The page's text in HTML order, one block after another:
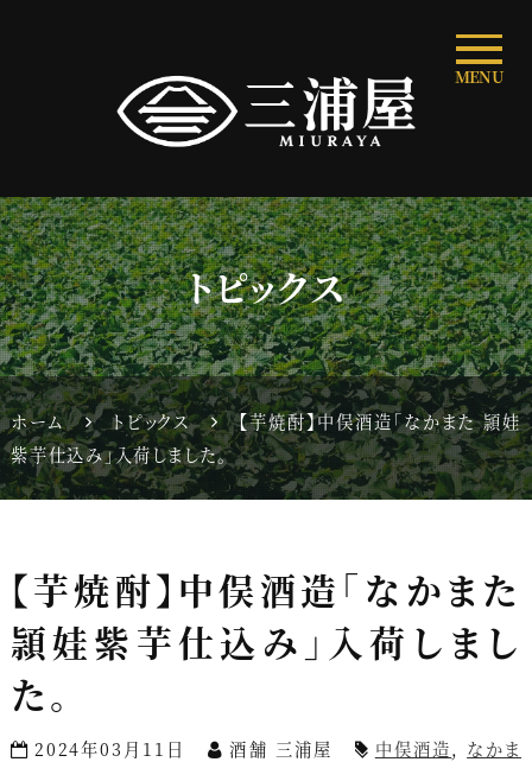
MENU
トピックス
ホーム トピックス
【芋焼酎】中俣酒造「なかまた 頴娃
紫芋仕込み」入荷しました。
【芋焼酎】中俣酒造「なかまた
頴娃紫芋仕込み」入荷しまし
た。
2024年03月11日 酒舗 三浦屋 中俣酒造, なかま